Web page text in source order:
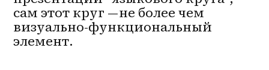
сам этот круг — не более чем
визуально-функциональный
элемент.